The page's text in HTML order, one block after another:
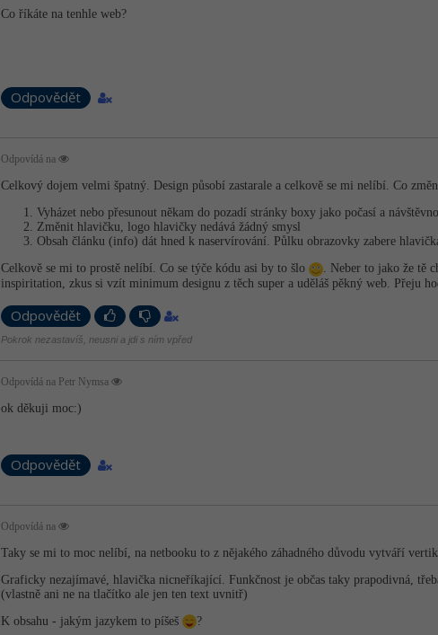
Co říkáte na tenhle web?
Odpovědět
Odpovídá na
Celkový dojem velmi špatný. Design působí zastarale a celkově se mi nelíbí. Co
Vyházet nebo přesunout někam do pozadí stránky boxy jako počasí a
Změnit hlavičku, logo hlavičky nedává žádný smysl
Obsah článku (info) dát hned k naservírování. Půlku obrazovky zabere
Celkově se mi to prostě nelíbí. Co se týče kódu asi by to šlo
. Neber to jako že tě
inspiritation, zkus si vzít minimum designu z těch super a uděláš pěkný web. Přeju
Odpovědět
Pokrok nezastavíš, neusni a jdi s ním vpřed
Odpovídá na Petr Nymsa
ok děkuji moc:)
Odpovědět
Odpovídá na
Taky se mi to moc nelíbí, na netbooku to z nějakého záhadného důvodu vytváří
Graficky nezajímavé, hlavička nicneříkající. Funkčnost je občas taky prapodivná,
(vlastně ani ne na tlačítko ale jen ten text uvnitř)
K obsahu - jakým jazykem to píšeš
?